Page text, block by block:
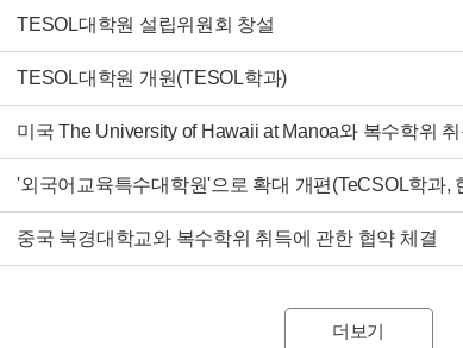
TESOL대학원 설립위원회 창설
TESOL대학원 개원(TESOL학과)
미국 The University of Hawaii at Manoa와 복수학위
'외국어교육특수대학원'으로 확대 개편(TeCSOL학과,
중국 북경대학교와 복수학위 취득에 관한 협약 체결
더보기